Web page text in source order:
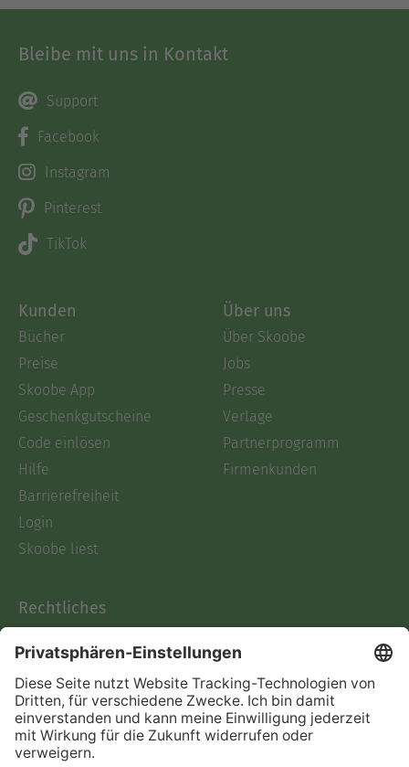
Bleibe mit uns in Kontakt
Support
Facebook
Instagram
Pinterest
TikTok
Kunden
Bücher
Preise
Skoobe App
Geschenkgutscheine
Code einlösen
Hilfe
Barrierefreiheit
Login
Skoobe liest
Über uns
Über Skoobe
Jobs
Presse
Verlage
Partnerprogramm
Firmenkunden
Rechtliches
AGB
Informationen nach Data
Act
Verträge hier kündigen
Impressum